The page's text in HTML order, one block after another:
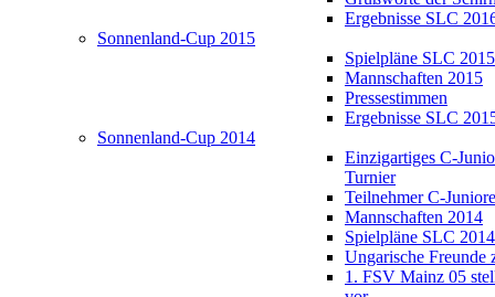
Ergebnisse SLC
Sonnenland-Cup 2015
Spielpläne SLC 2015
Mannschaften 2015
Pressestimmen
Ergebnisse SLC
Sonnenland-Cup 2014
Einzigartiges C-
Turnier
Teilnehmer C-
Mannschaften 2014
Spielpläne SLC 2014
Ungarische Freunde
1. FSV Mainz 05